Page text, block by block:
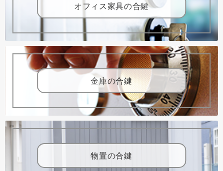
オフィス家具の合鍵
金庫の合鍵
物置の合鍵